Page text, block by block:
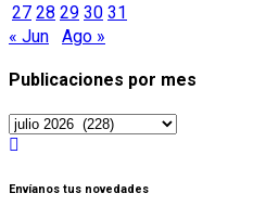
27 28 29 30 31
« Jun
Ago »
Publicaciones por mes
Publicaciones
por
Envíanos tus novedades